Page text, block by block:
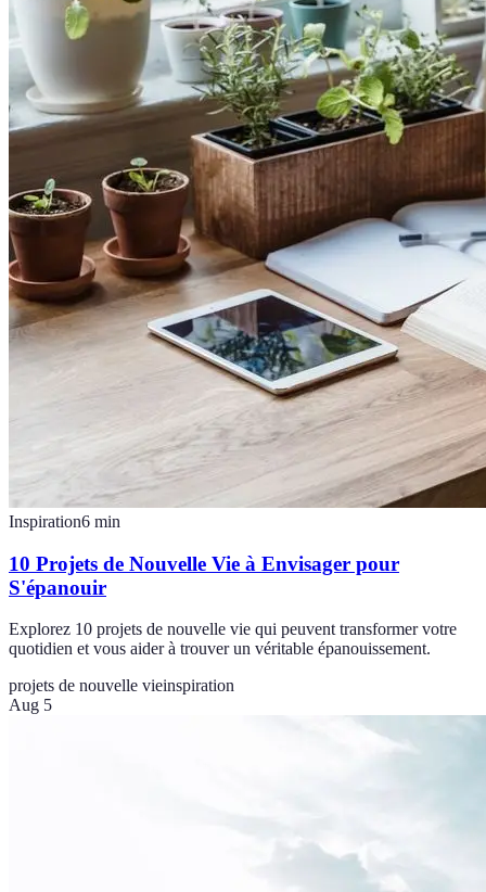
Inspiration6 min
10 Projets de Nouvelle Vie à Envisager pour
S'épanouir
Explorez 10 projets de nouvelle vie qui peuvent transformer votre
quotidien et vous aider à trouver un véritable épanouissement.
projets de nouvelle vieinspiration
Aug 5